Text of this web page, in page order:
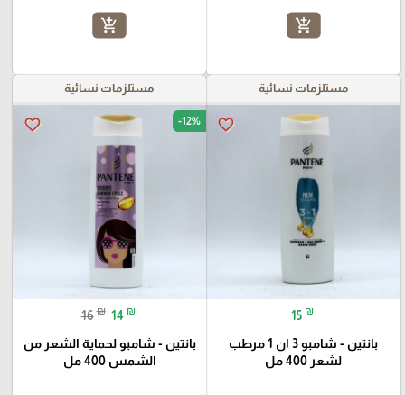
add_shopping_cart
add_shopping_cart
مستلزمات نسائية
favorite_border
15 ₪
بانتين - شامبو 3 ان 1 مرطب
لشعر 400 مل
مستلزمات نسائية
favorite_border -12%
16 ₪ 14 ₪
بانتين - شامبو لحماية الشعر من
الشمس 400 مل